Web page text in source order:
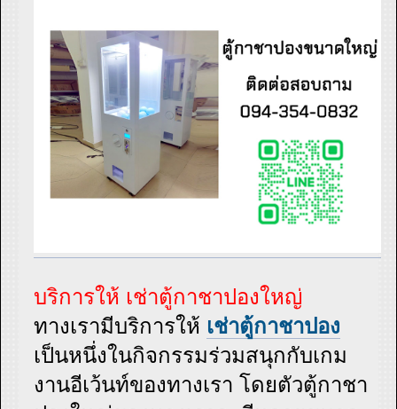
บริการให้ เช่าตู้กาชาปองใหญ่
ทางเรามีบริการให้ เช่าตู้กาชาปอง
เป็นหนึ่งในกิจกรรมร่วมสนุกกับเกม
งานอีเว้นท์ของทางเรา โดยตัวตู้กาชา